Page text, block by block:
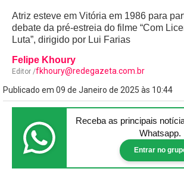
Atriz esteve em Vitória em 1986 para
debate da pré-estreia do filme “Com
Luta”, dirigido por Lui Farias
Felipe Khoury
Editor /fkhoury@redegazeta.com.br
Publicado em 09 de Janeiro de 2025 às 10:44
Receba as principais
Whatsapp.
Entrar no